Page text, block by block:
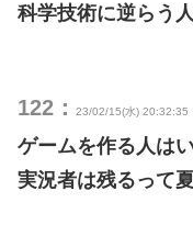
科学技術に逆らう
122： 23/02/15(水) 20:32:35
ゲームを作る人は
実況者は残るって